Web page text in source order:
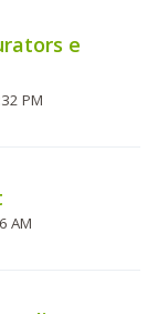
e
PM
2025 na (o) 2:26 AM